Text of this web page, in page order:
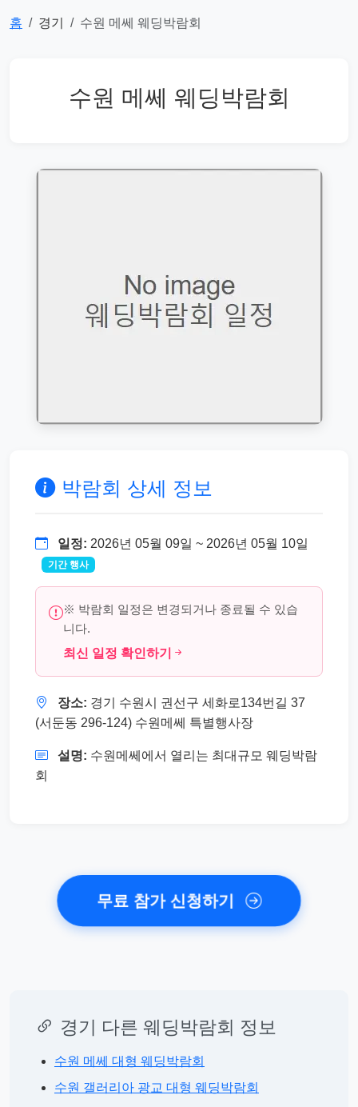
홈 경기 수원 메쎄 웨딩박람회
수원 메쎄 웨딩박람회
박람회 상세 정보
일정: 2026년 05월 09일 ~ 2026년 05월 10일
기간 행사
※ 박람회 일정은 변경되거나 종료될 수 있습
니다.
최신 일정 확인하기
장소: 경기 수원시 권선구 세화로134번길 37
(서둔동 296-124) 수원메쎄 특별행사장
설명: 수원메쎄에서 열리는 최대규모 웨딩박람
회
무료 참가 신청하기
경기 다른 웨딩박람회 정보
수원 메쎄 대형 웨딩박람회
수원 갤러리아 광교 대형 웨딩박람회